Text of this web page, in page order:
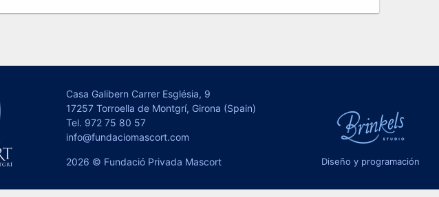
Casa Galibern Carrer Església, 9
17257 Torroella de Montgrí, Girona (Spain)
Tel. 972 75 80 57
info@fundaciomascort.com
2026 © Fundació Privada Mascort Diseño y programación